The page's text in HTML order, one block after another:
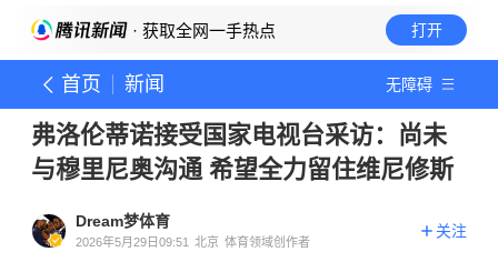
· 获取全网一手热点 打开
首页 新闻 无障碍
弗洛伦蒂诺接受国家电视台采访：尚未
与穆里尼奥沟通 希望全力留住维尼修斯
Dream梦体育
2026年5月29日09:51 北京 体育领域创作者
关注